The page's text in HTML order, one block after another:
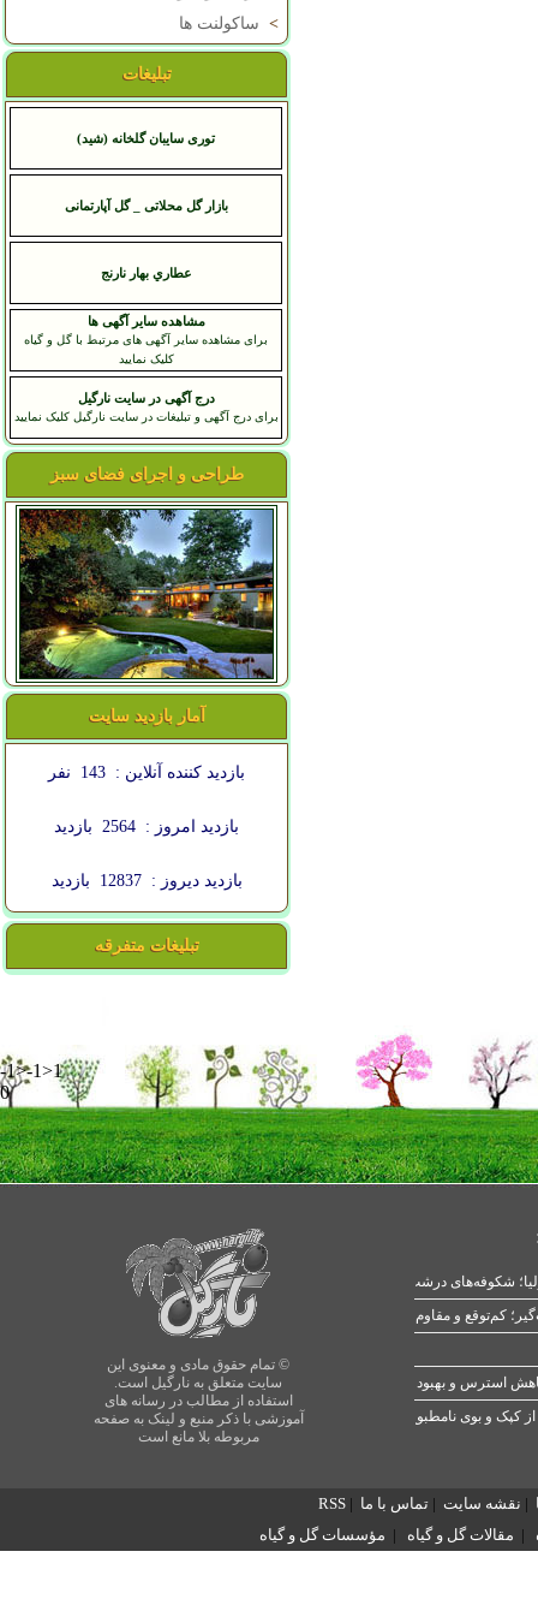
> ساکولنت ها
تبلیغات
توری سایبان گلخانه (شید)
بازار گل محلاتی _ گل آپارتمانی
عطاري بهار نارنج
مشاهده سایر آگهی ها
برای مشاهده سایر آگهی های مرتبط با گل و گیاه
کلیک نمایید
درج آگهی در سایت نارگیل
برای درج آگهی و تبلیغات در سایت نارگیل کلیک نمایید
طراحی و اجرای فضای سبز
آمار بازدید سایت
بازدید کننده آنلاین : 143 نفر
بازدید امروز : 2564 بازدید
بازدید دیروز : 12837 بازدید
تبلیغات متفرقه
-1>-1>1
0
© تمام حقوق مادی و معنوی این
سایت متعلق به نارگیل است.
استفاده از مطالب در رسانه های
آموزشی با ذکر منبع و لینک به صفحه
مربوطه بلا مانع است
شکوفه‌های درشت در بهار
کپک و بوی نامطبوع
| نقشه سایت | تماس با ما |
RSS
| مقالات گل و گیاه | مؤسسات گل و گیاه